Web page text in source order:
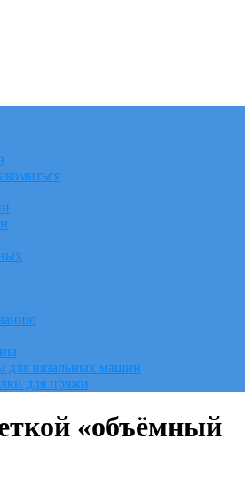
для вязальных машин
для пряжи
«объёмный